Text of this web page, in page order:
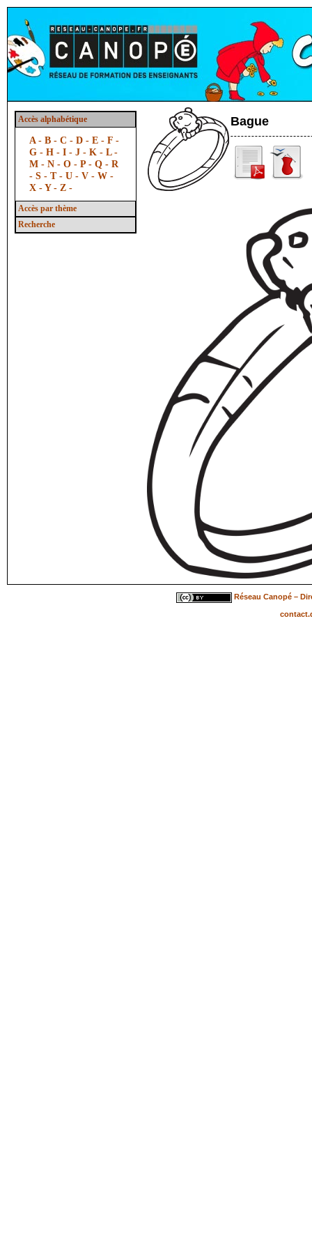
Accès alphabétique
A - B - C - D - E - F -
G - H - I - J - K - L -
M - N - O - P - Q - R
- S - T - U - V - W -
X -Y - Z -
Accès par thème
Recherche
Bague
Réseau Canopé –